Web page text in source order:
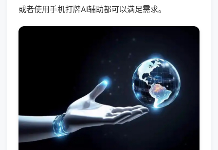
或者使用手机打牌AI辅助都可以满足需求。